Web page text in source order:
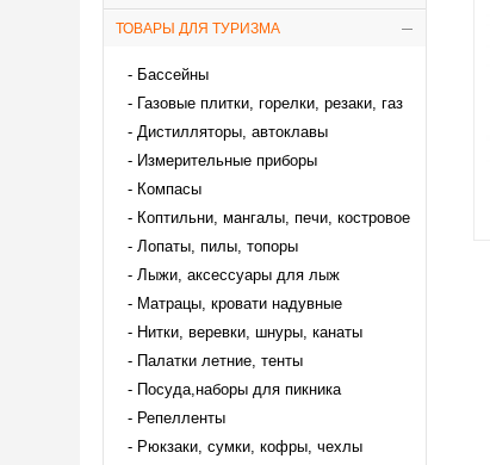
ТОВАРЫ ДЛЯ ТУРИЗМА
Бассейны
Газовые плитки, горелки, резаки, газ
Дистилляторы, автоклавы
Измерительные приборы
Компасы
Коптильни, мангалы, печи, костровое
Лопаты, пилы, топоры
Лыжи, аксессуары для лыж
Матрацы, кровати надувные
Нитки, веревки, шнуры, канаты
Палатки летние, тенты
Посуда,наборы для пикника
Репелленты
Рюкзаки, сумки, кофры, чехлы